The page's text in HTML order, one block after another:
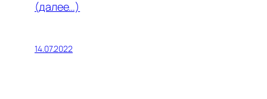
(далее…)
14.07.2022